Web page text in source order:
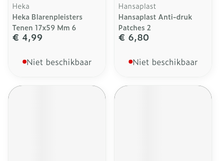
Heka
Heka Blarenpleisters
Tenen 17x59 Mm 6
€ 4,99
Niet beschikbaar
Hansaplast
Hansaplast Anti-druk
Patches 2
€ 6,80
Niet beschikbaar